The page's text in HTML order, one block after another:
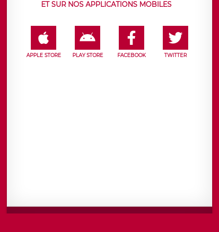
ET SUR NOS APPLICATIONS MOBILES
APPLE STORE PLAY STORE FACEBOOK TWITTER